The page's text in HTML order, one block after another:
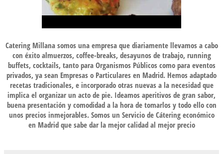
Catering Millana somos una empresa que diariamente llevamos a cabo
con éxito almuerzos, coffee-breaks, desayunos de trabajo, running
buffets, cocktails, tanto para Organismos Públicoscomo para eventos
privados, ya sean Empresas o Particulares en Madrid. Hemos adaptado
recetas tradicionales, e incorporado otras nuevas a la necesidad que
implica el organizar un acto de pie. Ideamos aperitivos de gran sabor,
buena presentación y comodidad a la hora de tomarlos y todo ello con
unos precios inmejorables. Somos un Servicio de Cátering económico
en Madridque sabe dar la mejor calidad al mejor precio